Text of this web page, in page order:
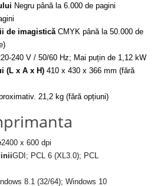
Negru până la 6.000 de pagini
de imagistică CMYK până la 50.000 de
240 V / 50/60 Hz; Mai puțin de 1,12 kW
(L x A x H) 410 x 430 x 366 mm (fără
21,2 kg (fără opțiuni)
2400 x 600 dpi
GDI; PCL 6 (XL3.0); PCL
8.1 (32/64); Windows 10